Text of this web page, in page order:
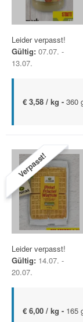
Leider verpasst!
Gültig: 07.07. -
13.07.
€ 3,58 / kg - 360
Verpasst!
Leider verpasst!
Gültig: 14.07. -
20.07.
€ 6,00 / kg - 165